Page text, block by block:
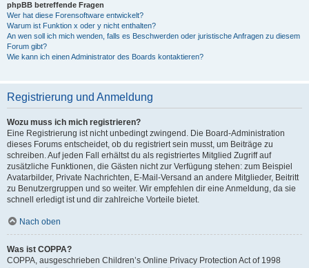
phpBB betreffende Fragen
Wer hat diese Forensoftware entwickelt?
Warum ist Funktion x oder y nicht enthalten?
An wen soll ich mich wenden, falls es Beschwerden oder juristische Anfragen zu diesem
Forum gibt?
Wie kann ich einen Administrator des Boards kontaktieren?
Registrierung und Anmeldung
Wozu muss ich mich registrieren?
Eine Registrierung ist nicht unbedingt zwingend. Die Board-Administration
dieses Forums entscheidet, ob du registriert sein musst, um Beiträge zu
schreiben. Auf jeden Fall erhältst du als registriertes Mitglied Zugriff auf
zusätzliche Funktionen, die Gästen nicht zur Verfügung stehen: zum Beispiel
Avatarbilder, Private Nachrichten, E-Mail-Versand an andere Mitglieder, Beitritt
zu Benutzergruppen und so weiter. Wir empfehlen dir eine Anmeldung, da sie
schnell erledigt ist und dir zahlreiche Vorteile bietet.
Nach oben
Was ist COPPA?
COPPA, ausgeschrieben Children’s Online Privacy Protection Act of 1998